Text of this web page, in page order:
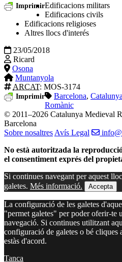
ImprimirEdificacions militars
Edificacions civils
Edificacions religioses
Altres llocs d'interés
23/05/2018
Ricard
Osona
Muntanyola
ARCAT: MOS-3174
Imprimir Barcelona, Catalunya
Romànic
© 2011–2026 Catalunya Medieval
Barcelona
Sobre nosaltres Avís Legal
No està autoritzada la
el consentiment exprés del
Si continues navegant per aquest
galetes. Més informació. Accepta
La configuració de les galetes
"permet galetes" per poder oferir-te
navegació. Si continues utilitzant
configuració de galetes o bé
estàs d'acord.
Tanca